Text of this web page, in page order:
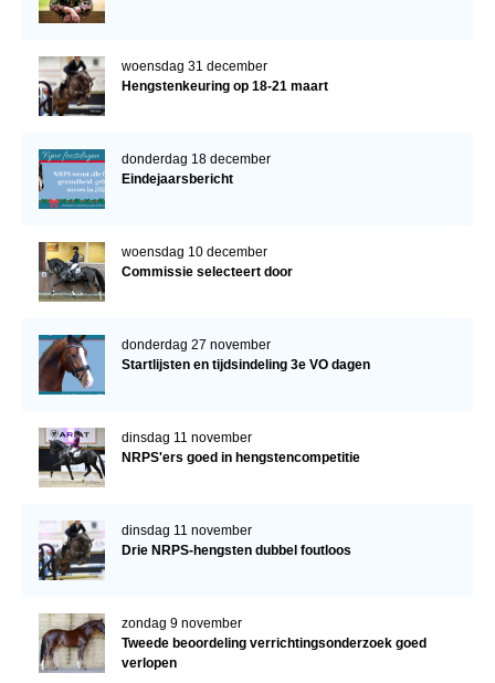
woensdag 31 december
Hengstenkeuring op 18-21 maart
donderdag 18 december
Eindejaarsbericht
woensdag 10 december
Commissie selecteert door
donderdag 27 november
Startlijsten en tijdsindeling 3e VO dagen
dinsdag 11 november
NRPS'ers goed in hengstencompetitie
dinsdag 11 november
Drie NRPS-hengsten dubbel foutloos
zondag 9 november
Tweede beoordeling verrichtingsonderzoek goed
verlopen